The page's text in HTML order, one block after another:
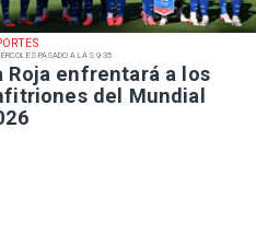
PASADO A LAS 9:35
Roja enfrentará a los
del Mundial